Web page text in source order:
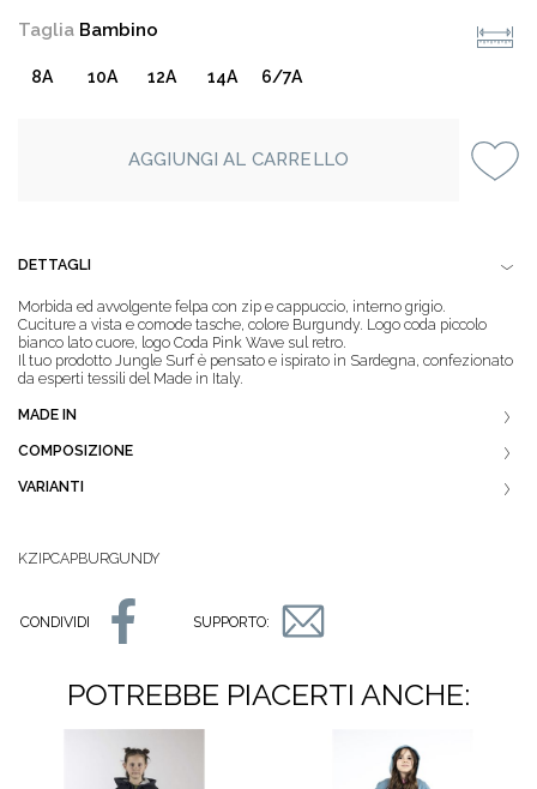
Taglia Bambino
8A 10A 12A 14A 6/7A
AGGIUNGI AL CARRELLO
DETTAGLI
Morbida ed avvolgente felpa con zip e cappuccio, interno grigio.
Cuciture a vista e comode tasche, colore Burgundy. Logo coda piccolo
bianco lato cuore, logo Coda Pink Wave sul retro.
Il tuo prodotto Jungle Surf è pensato e ispirato in Sardegna, confezionato
da esperti tessili del Made in Italy.
MADE IN
COMPOSIZIONE
VARIANTI
KZIPCAPBURGUNDY
CONDIVIDI SUPPORTO:
POTREBBE PIACERTI ANCHE: